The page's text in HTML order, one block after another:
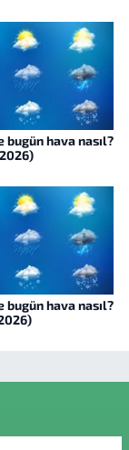
bugün hava nasıl?
bugün hava nasıl?